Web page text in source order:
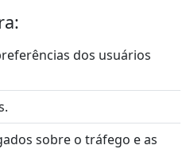
dos usuários
sobre o tráfego e as